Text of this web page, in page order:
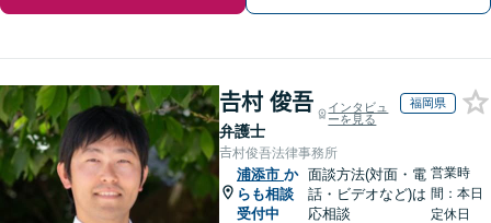
𠮷村 俊吾
弁護士
インタビュ
ーを見る
福岡県
𠮷村俊吾法律事務所
浦添市 か
らも相談
受付中
面談方法(対面・電
話・ビデオなど)は
応相談
営業時
間：本日
定休日